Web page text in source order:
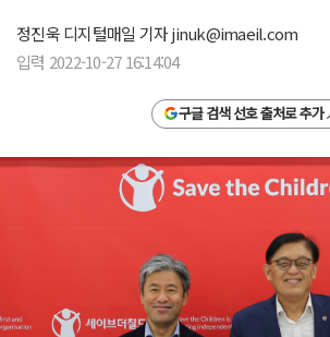
정진욱 디지털매일 기자jinuk@imaeil.com
입력 2022-10-27 16:14:04
구글 검색 선호 출처로 추가